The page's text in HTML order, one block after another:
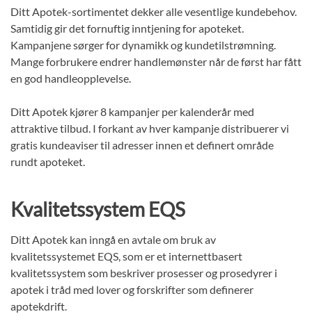
Ditt Apotek-sortimentet dekker alle vesentlige kundebehov.
Samtidig gir det fornuftig inntjening for apoteket.
Kampanjene sørger for dynamikk og kundetilstrømning.
Mange forbrukere endrer handlemønster når de først har fått
en god handleopplevelse.
Ditt Apotek kjører 8 kampanjer per kalenderår med
attraktive tilbud. I forkant av hver kampanje distribuerer vi
gratis kundeaviser til adresser innen et definert område
rundt apoteket.
Kvalitetssystem EQS
Ditt Apotek kan inngå en avtale om bruk av
kvalitetssystemet EQS, som er et internettbasert
kvalitetssystem som beskriver prosesser og prosedyrer i
apotek i tråd med lover og forskrifter som definerer
apotekdrift.